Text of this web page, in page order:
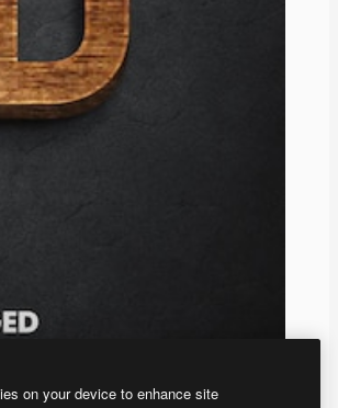
on your device to enhance site